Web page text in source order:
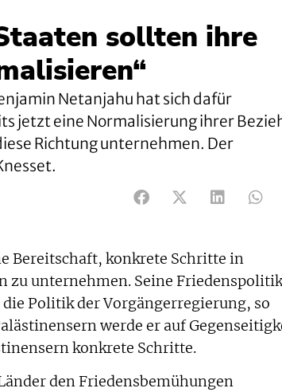
sollten ihre
Netanjahu hat sich dafür
jetzt eine Normalisierung ihrer
Richtung unternehmen. Der
Bereitschaft, konkrete Schritte in
zu unternehmen. Seine Friedenspolitik
Politik der Vorgängerregierung, so
werde er auf
konkrete Schritte.
den Friedensbemühungen